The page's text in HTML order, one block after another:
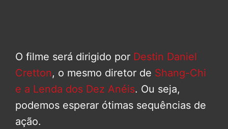
O filme será dirigido por Destin Daniel
Cretton, o mesmo diretor de Shang-Chi
e a Lenda dos Dez Anéis. Ou seja,
podemos esperar ótimas sequências de
ação.